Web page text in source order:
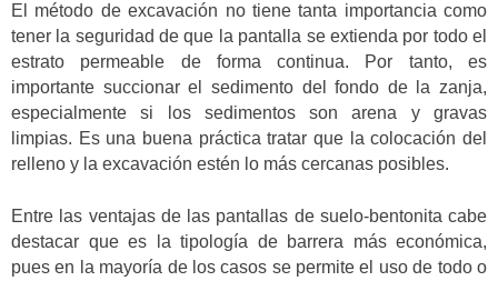
El método de excavación no tiene tanta importancia como
tener la seguridad de que la pantalla se extienda por todo el
estrato permeable de forma continua. Por tanto, es
importante succionar el sedimento del fondo de la zanja,
especialmente si los sedimentos son arena y gravas
limpias. Es una buena práctica tratar que la colocación del
relleno y la excavación estén lo más cercanas posibles.
Entre las ventajas de las pantallas de suelo-bentonita cabe
destacar que es la tipología de barrera más económica,
pues en la mayoría de los casos se permite el uso de todo o